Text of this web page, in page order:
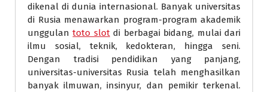
dikenal di dunia internasional. Banyak universitas
di Rusia menawarkan program-program akademik
unggulantoto slotdi berbagai bidang, mulai dari
ilmu sosial, teknik, kedokteran, hingga seni.
Dengan tradisi pendidikan yang panjang,
universitas-universitas Rusia telah menghasilkan
banyak ilmuwan, insinyur, dan pemikir terkenal.